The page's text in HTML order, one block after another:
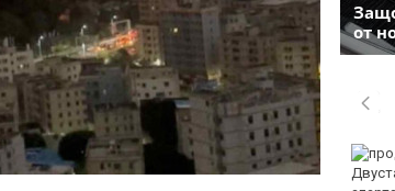
от
Винисиус Жуниор
преподписа с Реал